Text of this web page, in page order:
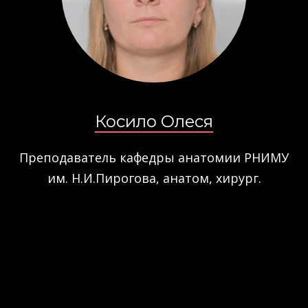
Косило Олеся
Преподаватель кафедры анатомии РНИМУ
им. Н.И.Пирогова, анатом, хирург.